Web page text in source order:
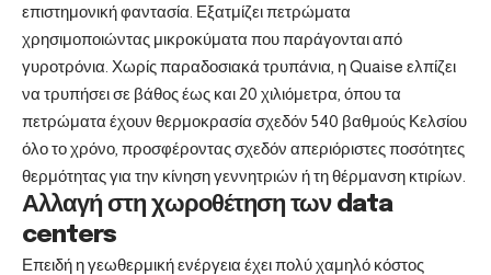
επιστημονική φαντασία. Εξατμίζει πετρώματα
χρησιμοποιώντας μικροκύματα που παράγονται από
γυροτρόνια. Χωρίς παραδοσιακά τρυπάνια, η Quaise ελπίζει
να τρυπήσει σε βάθος έως και 20 χιλιόμετρα, όπου τα
πετρώματα έχουν θερμοκρασία σχεδόν 540 βαθμούς Κελσίου
όλο το χρόνο, προσφέροντας σχεδόν απεριόριστες ποσότητες
θερμότητας για την κίνηση γεννητριών ή τη θέρμανση κτιρίων.
Αλλαγή στη χωροθέτηση των data
centers
Επειδή η γεωθερμική ενέργεια έχει πολύ χαμηλό κόστος